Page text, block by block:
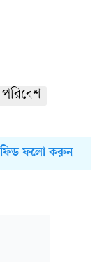
পরিবেশ
ফিড ফলো করুন